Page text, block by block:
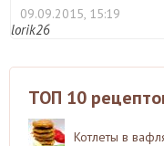
09.09.2015, 15:19
lorik26
ТОП 10
Котлеты в